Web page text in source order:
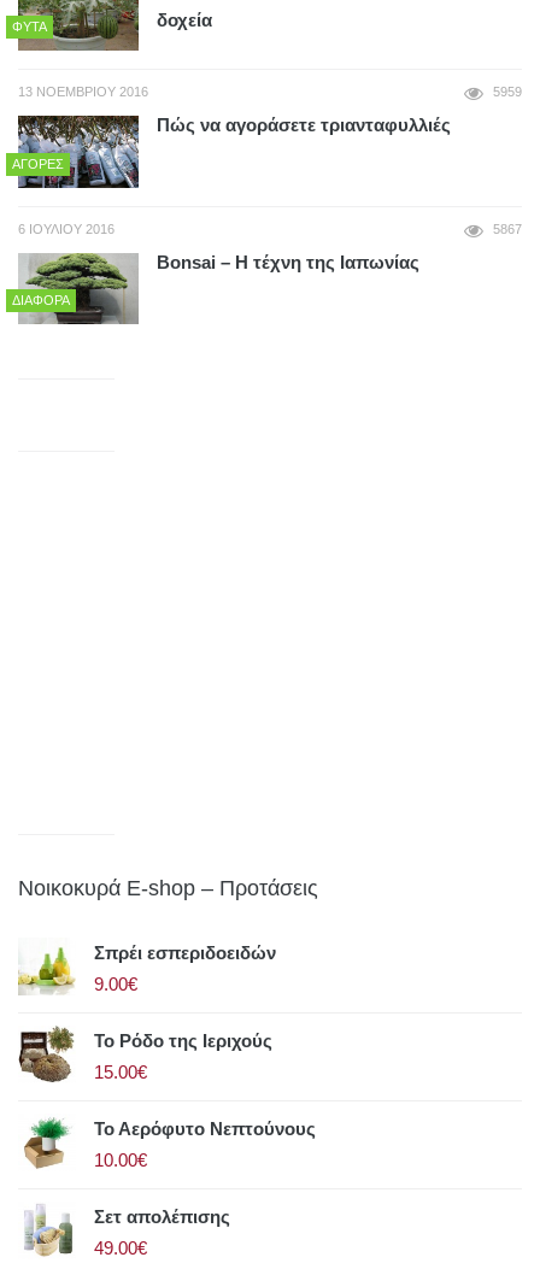
ΦΥΤΆ
δοχεία
13 ΝΟΕΜΒΡΊΟΥ 2016 5959
ΑΓΟΡΈΣ
Πώς να αγοράσετε τριανταφυλλιές
6 ΙΟΥΛΊΟΥ 2016 5867
ΔΙΆΦΟΡΑ
Bonsai – Η τέχνη της Ιαπωνίας
Νοικοκυρά E-shop – Προτάσεις
Σπρέι εσπεριδοειδών
9.00€
Το Ρόδο της Ιεριχούς
15.00€
Το Αερόφυτο Νεπτούνους
10.00€
Σετ απολέπισης
49.00€